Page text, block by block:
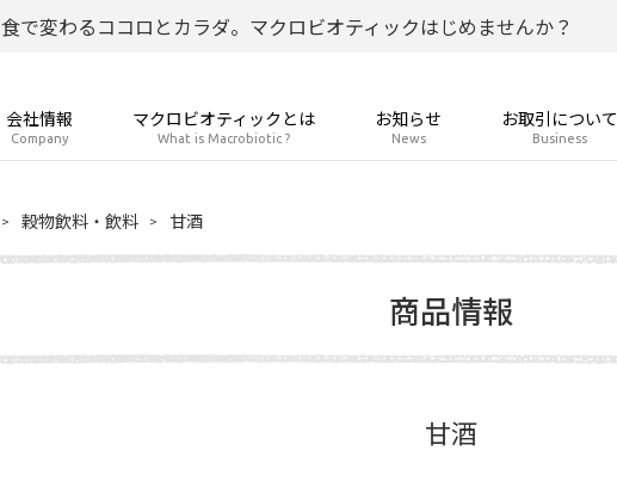
食で変わるココロとカラダ。マクロビオティックはじめませんか？
会社情報
Company
マクロビオティックとは
What is Macrobiotic ?
お知らせ
News
お取引について
Business
穀物飲料・飲料 甘酒
商品情報
甘酒